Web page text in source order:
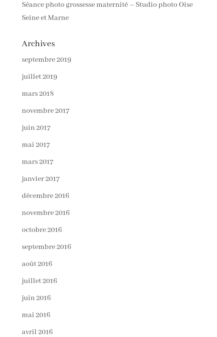
Séance photo grossesse maternité – Studio photo Oise
Seine et Marne
Archives
septembre 2019
juillet 2019
mars 2018
novembre 2017
juin 2017
mai 2017
mars 2017
janvier 2017
décembre 2016
novembre 2016
octobre 2016
septembre 2016
août 2016
juillet 2016
juin 2016
mai 2016
avril 2016